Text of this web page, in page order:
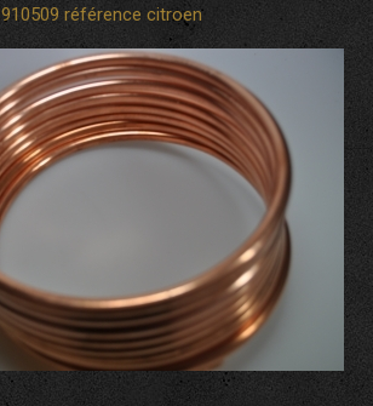
910509 référence citroen